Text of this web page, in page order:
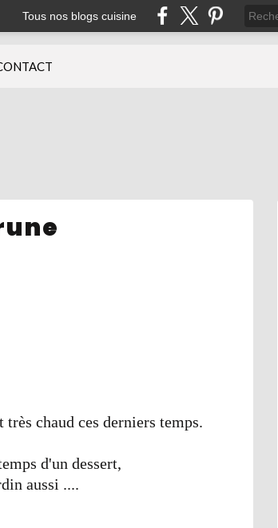
Tous nos blogs cuisine
chaud ces derniers temps.
d'un dessert,
aussi ....